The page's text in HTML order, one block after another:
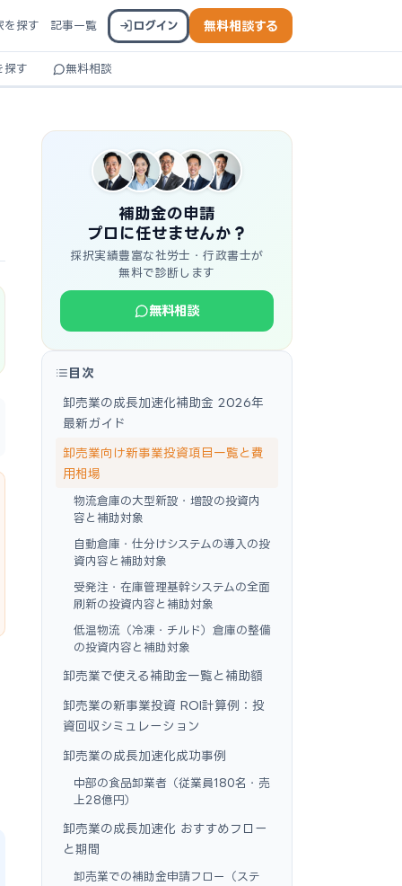
を探す 記事一覧 ログイン 無料相談する
探す 無料相談
補助金の申請
プロに任せませんか？
採択実績豊富な社労士・行政書士が
無料で診断します
無料相談
目次
卸売業の成長加速化補助金 2026年
最新ガイド
卸売業向け新事業投資項目一覧と費
用相場
物流倉庫の大型新設・増設の投資内
容と補助対象
自動倉庫・仕分けシステムの導入の投
資内容と補助対象
受発注・在庫管理基幹システムの全面
刷新の投資内容と補助対象
低温物流（冷凍・チルド）倉庫の整備
の投資内容と補助対象
卸売業で使える補助金一覧と補助額
卸売業の新事業投資 ROI計算例：投
資回収シミュレーション
卸売業の成長加速化成功事例
中部の食品卸業者（従業員180名・売
上28億円）
卸売業の成長加速化 おすすめフロー
と期間
卸売業での補助金申請フロー（ステ